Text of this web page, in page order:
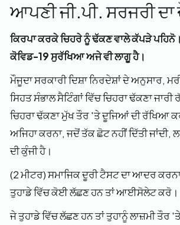
ਆਪਣੀ ਜੀ.ਪੀ. ਸਰਜਰੀ ਦਾ
ਕਿਰਪਾ ਕਰਕੇ ਚਿਹਰੇ ਨੂੰ ਢੱਕਣ ਵਾਲੇ ਕੱਪੜੇ
ਕੋਵਿਡ-19 ਸੁਰੱਖਿਆ ਅਜੇ ਵੀ ਲਾਗੂ ਹੈ।
ਮੌਜੂਦਾ ਸਰਕਾਰੀ ਦਿਸ਼ਾ ਨਿਰਦੇਸ਼ਾਂ ਦੇ ਅਨੁਸਾਰ,
ਸਿਹਤ ਸੰਭਾਲ ਸੈਟਿੰਗਾਂ ਵਿੱਚ ਚਿਹਰਾ ਢੱਕਣਾ ਜਾਰੀ
ਚਿਹਰਾ ਢੱਕਣਾ ਮੁੱਖ ਤੌਰ 'ਤੇ ਦੂਜਿਆਂ ਦੀ ਰੱਖਿਆ
ਅਜਿਹਾ ਕਰਨਾ, ਜਦੋਂ ਤੱਕ ਛੋਟ ਨਹੀਂ ਦਿੱਤੀ ਜਾਂਦੀ,
ਦੀ ਕੁੰਜੀ ਹੈ।
(2 ਮੀਟਰ) ਸਮਾਜਿਕ ਦੂਰੀ ਟੈਸਟ ਦਾ ਆਦਰ
ਤੁਹਾਡੇ ਵਿੱਚ ਕੋਈ ਲੱਛਣ ਹਨ ਤਾਂ ਆਈਸੋਲੇਟ ਕਰੋ।
ਜੇ ਤੁਹਾਡੇ ਵਿੱਚ ਲੱਛਣ ਹਨ ਤਾਂ ਤੁਹਾਨੂੰ ਲਾਜ਼ਮੀ ਤੌਰ